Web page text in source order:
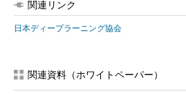
関連リンク
日本ディープラーニング協会
関連資料（ホワイトペーパー）